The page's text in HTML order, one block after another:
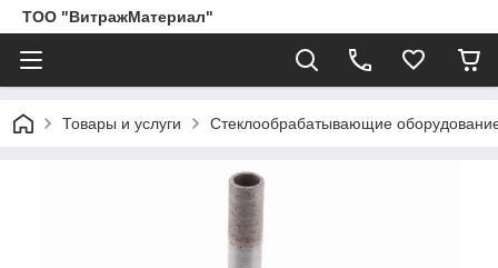
ТОО "ВитражМатериал"
Товары и услуги Стеклообрабатывающие